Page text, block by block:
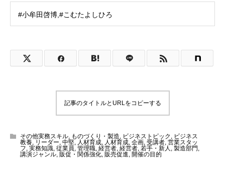
#小牟田啓博,#こむたよしひろ
記事のタイトルとURLをコピーする
その他実務スキル, ものづくり・製造, ビジネストピック , ビジネス
教養, リーダー, 中堅, 人材育成, 人材育成, 企画, 受講者, 営業スタッ
フ, 実務知識, 従業員, 管理職, 経営者, 経営者, 若手・新人 , 製造部門 ,
講演ジャンル, 販促・関係強化, 販売促進, 開催の目的